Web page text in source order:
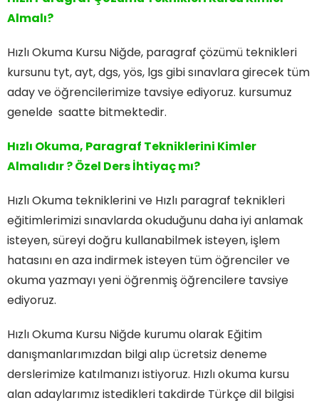
Almalı?
Hızlı Okuma Kursu Niğde, paragraf çözümü teknikleri
kursunu tyt, ayt, dgs, yös, lgs gibi sınavlara girecek tüm
aday ve öğrencilerimize tavsiye ediyoruz. kursumuz
genelde saatte bitmektedir.
Hızlı Okuma, Paragraf Tekniklerini Kimler
Almalıdır ? Özel Ders İhtiyaç mı?
Hızlı Okuma tekniklerini ve Hızlı paragraf teknikleri
eğitimlerimizi sınavlarda okuduğunu daha iyi anlamak
isteyen, süreyi doğru kullanabilmek isteyen, işlem
hatasını en aza indirmek isteyen tüm öğrenciler ve
okuma yazmayı yeni öğrenmiş öğrencilere tavsiye
ediyoruz.
Hızlı Okuma Kursu Niğde kurumu olarak Eğitim
danışmanlarımızdan bilgi alıp ücretsiz deneme
derslerimize katılmanızı istiyoruz. Hızlı okuma kursu
alan adaylarımız istedikleri takdirde Türkçe dil bilgisi